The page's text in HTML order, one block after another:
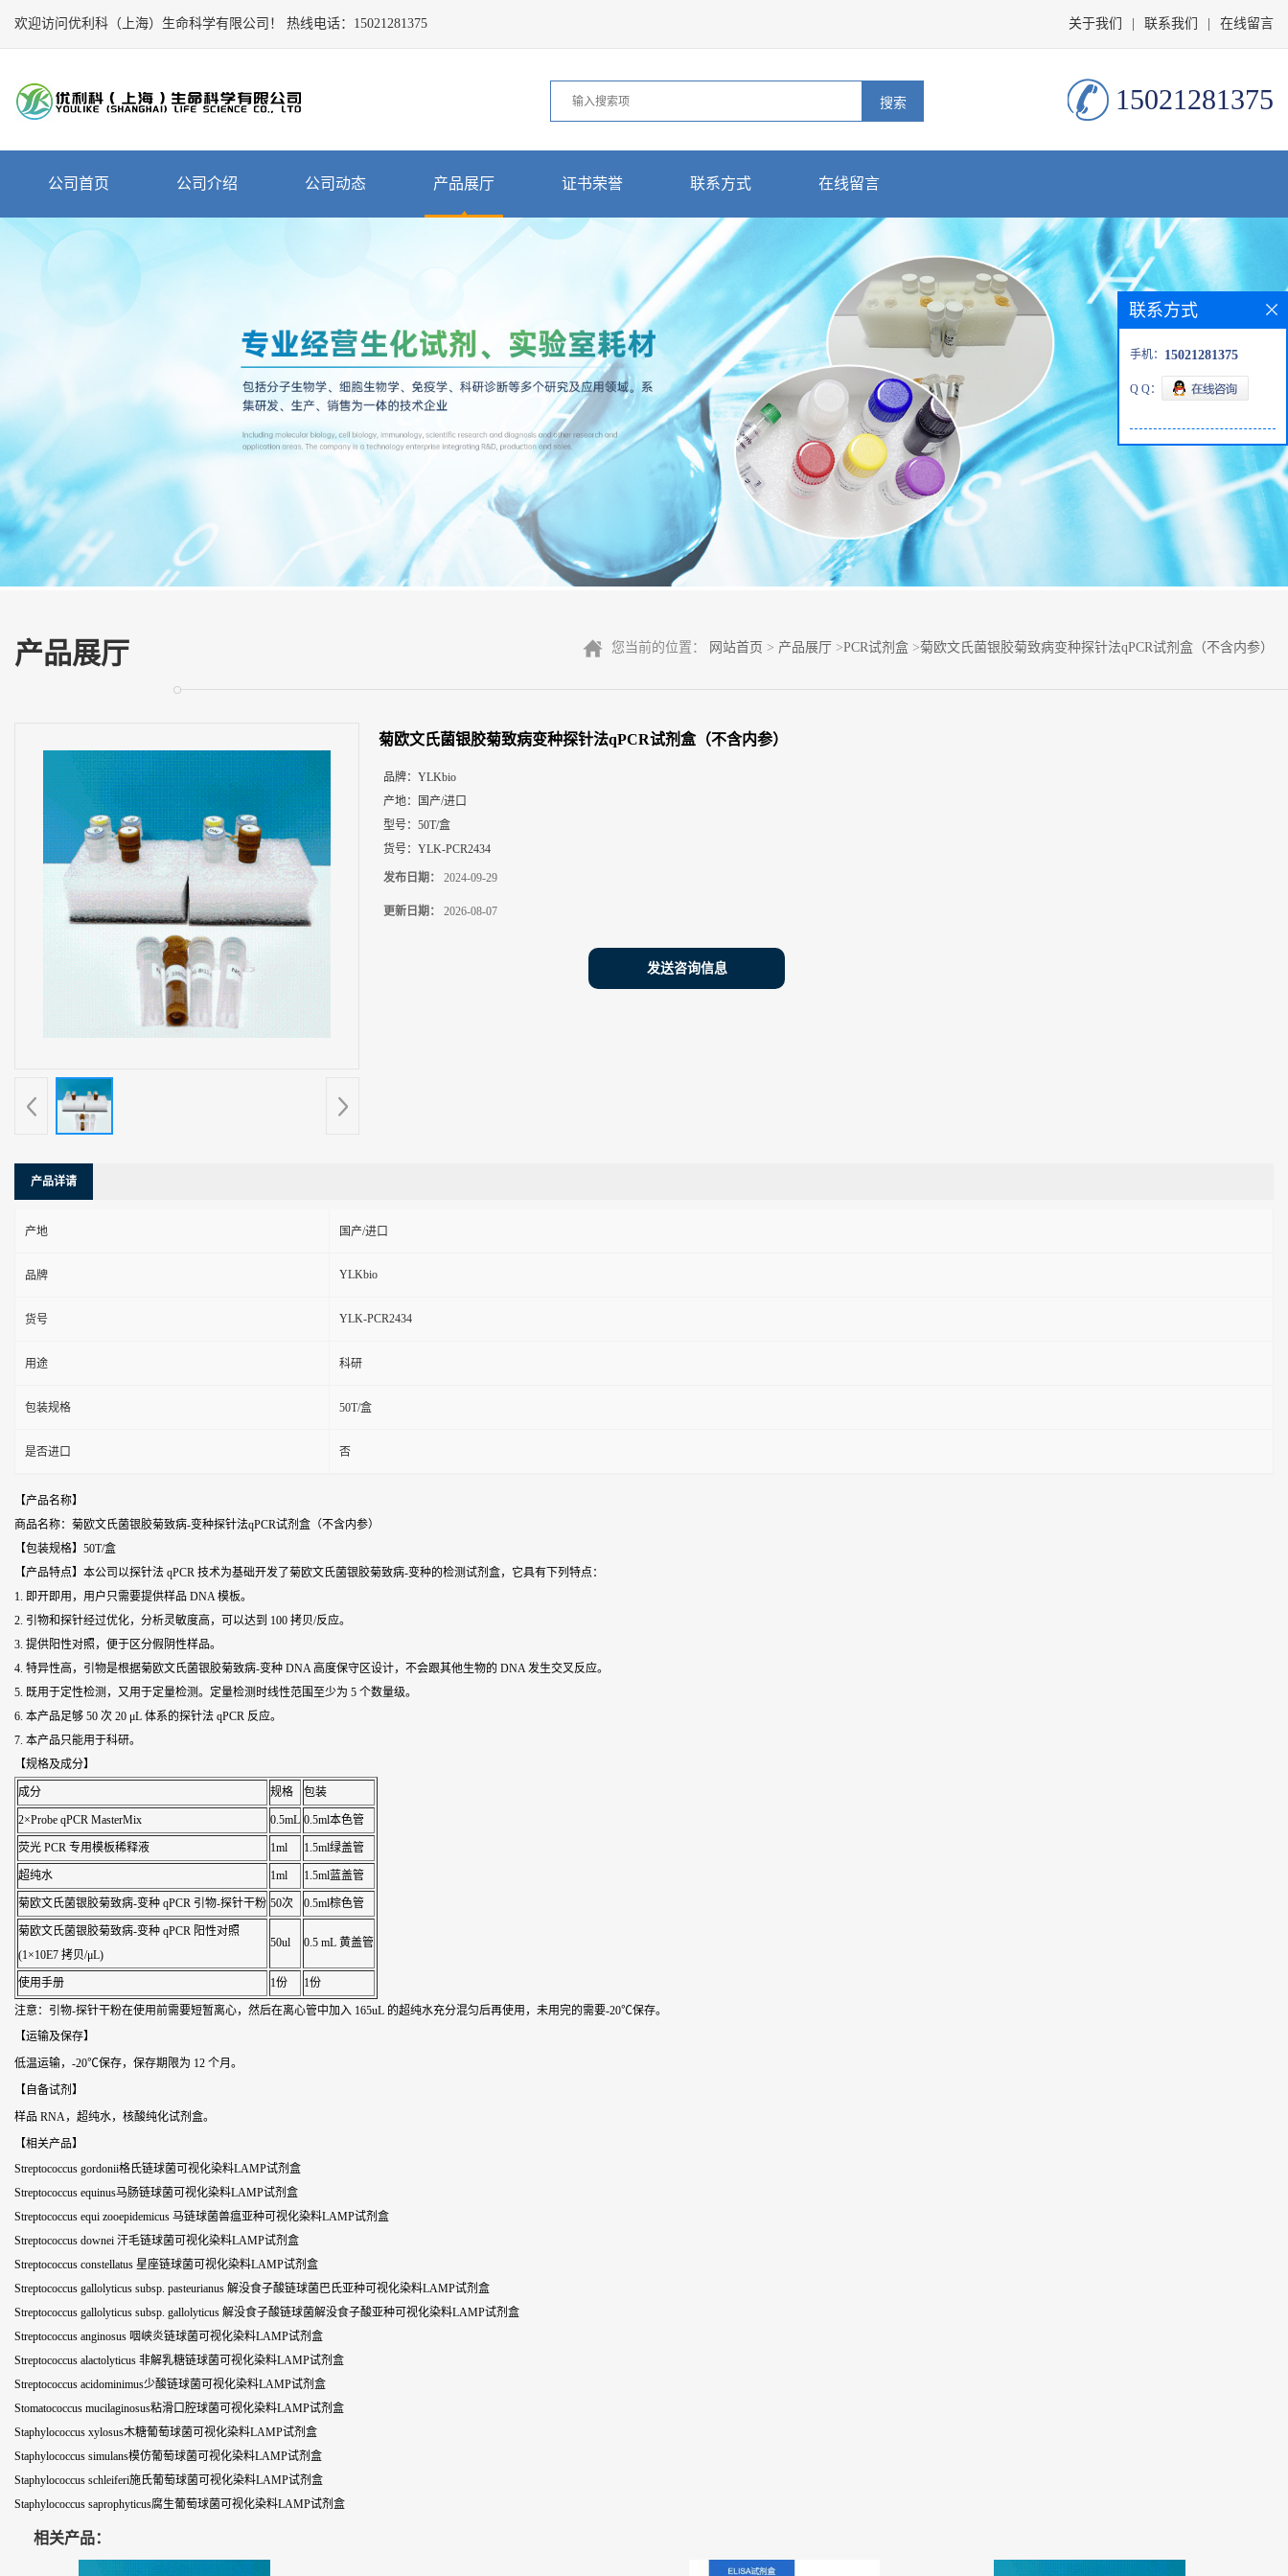
欢迎访问优利科（上海）生命科学有限公司！ 热线电话： 15021281375 关于我们 联系我们 在线留言
15021281375
Close
司
首
介
绍
证
书
荣
誉
方
式
公司首页 公司介绍 公司动态 产品展厅 证书荣誉 联系方式 在线留言
产品展厅 您当前的位置： 网站首页 > 产品展厅 >PCR试剂盒 >菊欧文氏菌银胶菊致病变种探针法qPCR试剂盒（不含内参）
菊欧文氏菌银胶菊致病变种探针法qPCR试剂盒（不含内参）
品牌： YLKbio
产地：
国产/进口
型号： 50T/盒
货号： YLK-PCR2434
发布日期： 2024-09-29
更新日期： 2026-08-07
发送咨询信息
产品详请
产地 国产/进口
品牌 YLKbio
货号 YLK-PCR2434
用途 科研
包装规格 50T/盒
是否进口 否
【产品名称】
商品名称：菊欧文氏菌银胶菊致病-变种探针法qPCR试剂盒（不含内参）
【包装规格】50T/盒
【产品特点】本公司以探针法 qPCR 技术为基础开发了菊欧文氏菌银胶菊致病-变种的检测试剂盒，它具有下列特点：
1. 即开即用，用户只需要提供样品 DNA 模板。
2. 引物和探针经过优化，分析灵敏度高，可以达到 100 拷贝/反应。
3. 提供阳性对照，便于区分假阴性样品。
4. 特异性高，引物是根据菊欧文氏菌银胶菊致病-变种 DNA 高度保守区设计，不会跟其他生物的 DNA 发生交叉反应。
5. 既用于定性检测，又用于定量检测。定量检测时线性范围至少为 5 个数量级。
6. 本产品足够 50 次 20 μL 体系的探针法 qPCR 反应。
7. 本产品只能用于科研。
【规格及成分】
成分 规格 包装
2×Probe qPCR MasterMix 0.5mL 0.5ml本色管
荧光 PCR 专用模板稀释液 1ml 1.5ml绿盖管
超纯水 1ml 1.5ml蓝盖管
菊欧文氏菌银胶菊致病-变种 qPCR 引物-探针干粉 50次 0.5ml棕色管
菊欧文氏菌银胶菊致病-变种 qPCR 阳性对照
(1×10E7 拷贝/μL)
50ul 0.5 mL 黄盖管
使用手册 1份 1份
注意：引物-探针干粉在使用前需要短暂离心，然后在离心管中加入 165uL 的超纯水充分混匀后再使用，未用完的需要-20℃保存。
【运输及保存】
低温运输，-20℃保存，保存期限为 12 个月。
【自备试剂】
样品 RNA，超纯水，核酸纯化试剂盒。
【相关产品】
Streptococcus gordonii格氏链球菌可视化染料LAMP试剂盒
Streptococcus equinus马肠链球菌可视化染料LAMP试剂盒
Streptococcus equi zooepidemicus 马链球菌兽瘟亚种可视化染料LAMP试剂盒
Streptococcus downei 汗毛链球菌可视化染料LAMP试剂盒
Streptococcus constellatus 星座链球菌可视化染料LAMP试剂盒
Streptococcus gallolyticus subsp. pasteurianus 解没食子酸链球菌巴氏亚种可视化染料LAMP试剂盒
Streptococcus gallolyticus subsp. gallolyticus 解没食子酸链球菌解没食子酸亚种可视化染料LAMP试剂盒
Streptococcus anginosus 咽峡炎链球菌可视化染料LAMP试剂盒
Streptococcus alactolyticus 非解乳糖链球菌可视化染料LAMP试剂盒
Streptococcus acidominimus少酸链球菌可视化染料LAMP试剂盒
Stomatococcus mucilaginosus粘滑口腔球菌可视化染料LAMP试剂盒
Staphylococcus xylosus木糖葡萄球菌可视化染料LAMP试剂盒
Staphylococcus simulans模仿葡萄球菌可视化染料LAMP试剂盒
Staphylococcus schleiferi施氏葡萄球菌可视化染料LAMP试剂盒
Staphylococcus saprophyticus腐生葡萄球菌可视化染料LAMP试剂盒
相关产品：
联系方式
手机： 15021281375
Q Q：